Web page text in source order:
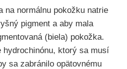
na normálnu pokožku natrie
pigment a aby mala
(biela) pokožka.
hydrochinónu, ktorý sa musí
sa zabránilo opätovnému